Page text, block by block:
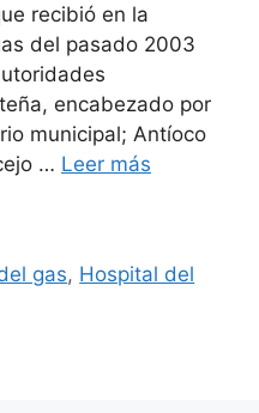
recibió en la
del pasado 2003
encabezado por
municipal; Antíoco
… Leer más
gas, Hospital del